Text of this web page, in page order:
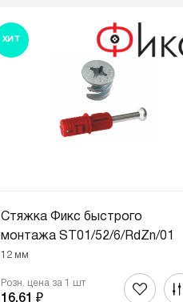
ХИТ
Стяжка Фикс быстрого
монтажа ST01/52/6/RdZn/01
12 мм
Розн. цена за 1 шт
16,61 ₽